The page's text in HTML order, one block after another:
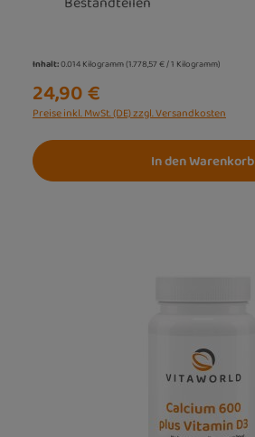
Inhalt:0.014 Kilogramm(1.778,57 € / 1 Kilogramm)
24,90 €
Preise inkl. MwSt. (DE) zzgl. Versandkosten
In den Warenkorb